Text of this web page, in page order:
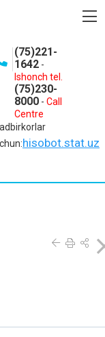
(75)221-
1642 -
Ishonch tel.
(75)230-
8000 - Call
Centre
hisobot.stat.uz